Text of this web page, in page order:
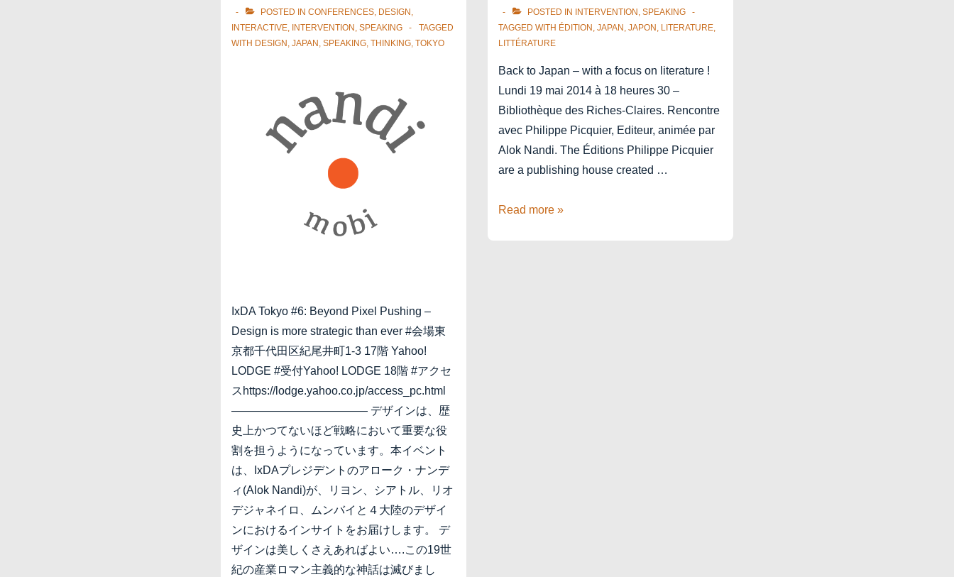
POSTED IN CONFERENCES, DESIGN ,
INTERACTIVE, INTERVENTION , SPEAKING
TAGGED
WITH DESIGN , JAPAN , SPEAKING, THINKING, TOKYO
IxDA Tokyo #6: Beyond Pixel Pushing –
Design is more strategic than ever #会場東
京都千代田区紀尾井町1-3 17階 Yahoo!
LODGE #受付Yahoo! LODGE 18階 #アクセ
スhttps://lodge.yahoo.co.jp/access_pc.html
———————————— デザインは、歴
史上かつてないほど戦略において重要な役
割を担うようになっています。本イベント
は、IxDAプレジデントのアローク・ナンデ
ィ(Alok Nandi)が、リヨン、シアトル、リオ
デジャネイロ、ムンバイと４大陸のデザイ
ンにおけるインサイトをお届けします。 デ
ザインは美しくさえあればよい….この19世
紀の産業ロマン主義的な神話は滅びまし
POSTED IN
INTERVENTION , SPEAKING
TAGGED WITH ÉDITION , JAPAN , JAPON , LITERATURE,
LITTÉRATURE
Back to Japan – with a focus on literature !
Lundi 19 mai 2014 à 18 heures 30 –
Bibliothèque des Riches-Claires. Rencontre
avec Philippe Picquier, Editeur, animée par
Alok Nandi. The Éditions Philippe Picquier
are a publishing house created …
In
Read more »